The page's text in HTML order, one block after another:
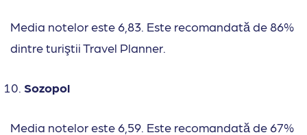
Media notelor este 6,83. Este recomandată de 86%
dintre turiştii Travel Planner.
Sozopol
Media notelor este 6,59. Este recomandată de 67%